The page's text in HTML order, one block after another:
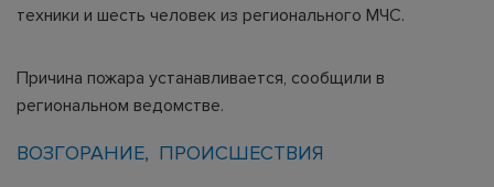
техники и шесть человек из регионального МЧС.
Причина пожара устанавливается, сообщили в
региональном ведомстве.
ВОЗГОРАНИЕ ПРОИСШЕСТВИЯ